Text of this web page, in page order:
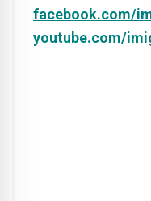
facebook.com/
youtube.com/